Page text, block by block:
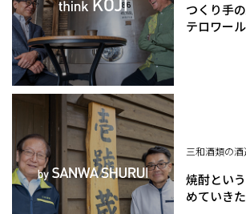
三和酒類の酒
焼酎とい
めていき
つくり手
テロワール